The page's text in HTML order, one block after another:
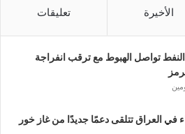
الأخيرة تعليقات
تواصل الهبوط مع ترقب انفراجة
في العراق تتلقى دعمًا جديدًا من غاز خور